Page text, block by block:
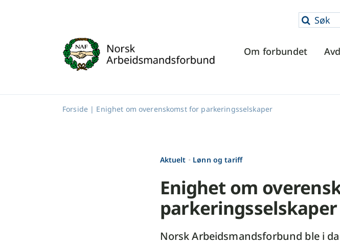
Søk
Om forbundet
Forside| Enighet om overenskomst for parkeringsselskaper
Aktuelt • Lønn og tariff
Enighet om
parkeringsselskaper
Norsk Arbeidsmandsforbund ble i